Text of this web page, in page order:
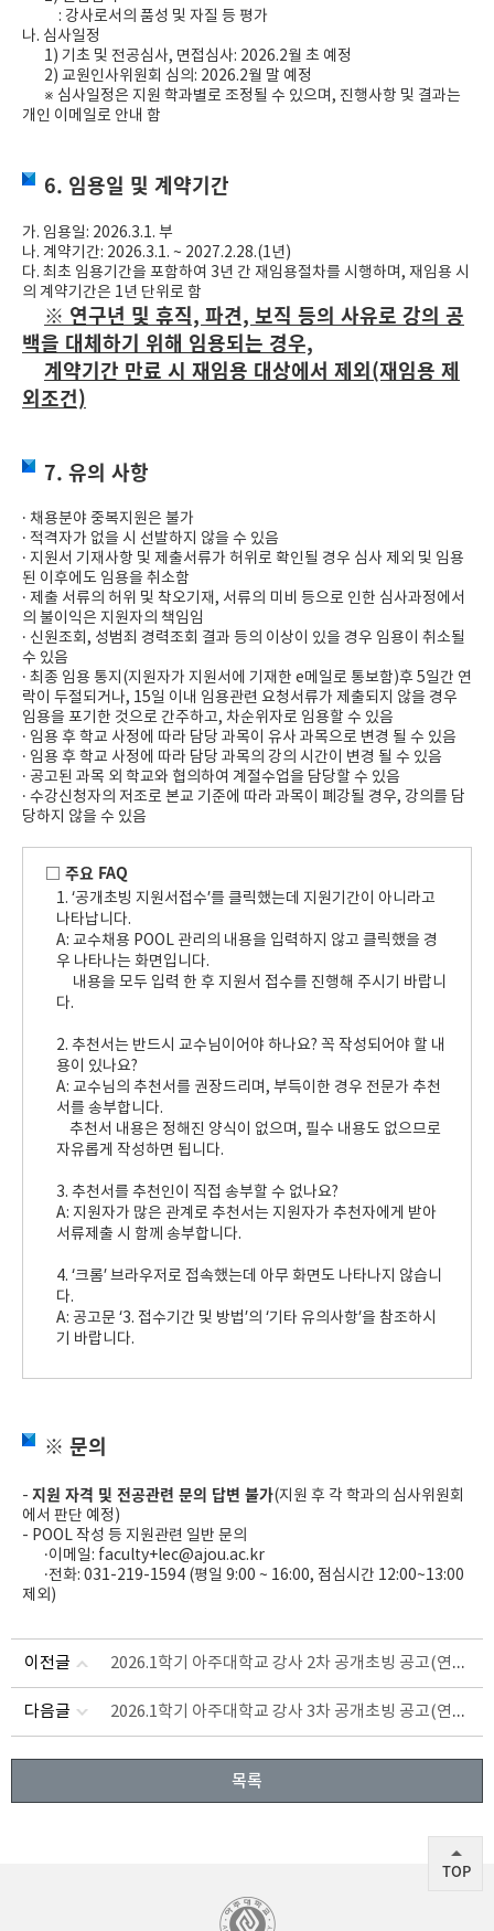
: 강사로서의 품성 및 자질 등 평가
나. 심사일정
1) 기초 및 전공심사, 면접심사: 2026.2월 초 예정
2) 교원인사위원회 심의: 2026.2월 말 예정
※ 심사일정은 지원 학과별로 조정될 수 있으며, 진행사항 및 결과는
개인 이메일로 안내 함
6. 임용일 및 계약기간
가. 임용일: 2026.3.1. 부
나. 계약기간: 2026.3.1. ~ 2027.2.28.(1년)
다. 최초 임용기간을 포함하여 3년 간 재임용절차를 시행하며, 재임용 시
의 계약기간은 1년 단위로 함
※ 연구년 및 휴직, 파견, 보직 등의 사유로 강의 공
백을 대체하기 위해 임용되는 경우,
계약기간 만료 시 재임용 대상에서 제외(재임용 제
외조건)
7. 유의 사항
· 채용분야 중복지원은 불가
· 적격자가 없을 시 선발하지 않을 수 있음
· 지원서 기재사항 및 제출서류가 허위로 확인될 경우 심사 제외 및 임용
된 이후에도 임용을 취소함
· 제출 서류의 허위 및 착오기재, 서류의 미비 등으로 인한 심사과정에서
의 불이익은 지원자의 책임임
· 신원조회, 성범죄 경력조회 결과 등의 이상이 있을 경우 임용이 취소될
수 있음
· 최종 임용 통지(지원자가 지원서에 기재한 e메일로 통보함)후 5일간 연
락이 두절되거나, 15일 이내 임용관련 요청서류가 제출되지 않을 경우
임용을 포기한 것으로 간주하고, 차순위자로 임용할 수 있음
· 임용 후 학교 사정에 따라 담당 과목이 유사 과목으로 변경 될 수 있음
· 임용 후 학교 사정에 따라 담당 과목의 강의 시간이 변경 될 수 있음
· 공고된 과목 외 학교와 협의하여 계절수업을 담당할 수 있음
· 수강신청자의 저조로 본교 기준에 따라 과목이 폐강될 경우, 강의를 담
당하지 않을 수 있음
□ 주요 FAQ
1. ‘공개초빙 지원서접수’를 클릭했는데 지원기간이 아니라고
나타납니다.
A: 교수채용 POOL 관리의 내용을 입력하지 않고 클릭했을 경
우 나타나는 화면입니다.
내용을 모두 입력 한 후 지원서 접수를 진행해 주시기 바랍니
다.
2. 추천서는 반드시 교수님이어야 하나요? 꼭 작성되어야 할 내
용이 있나요?
A: 교수님의 추천서를 권장드리며, 부득이한 경우 전문가 추천
서를 송부합니다.
추천서 내용은 정해진 양식이 없으며, 필수 내용도 없으므로
자유롭게 작성하면 됩니다.
3. 추천서를 추천인이 직접 송부할 수 없나요?
A: 지원자가 많은 관계로 추천서는 지원자가 추천자에게 받아
서류제출 시 함께 송부합니다.
4. ‘크롬’ 브라우저로 접속했는데 아무 화면도 나타나지 않습니
다.
A: 공고문 ‘3. 접수기간 및 방법’의 ‘기타 유의사항’을 참조하시
기 바랍니다.
※ 문의
- 지원 자격 및 전공관련 문의 답변 불가(지원 후 각 학과의 심사위원회
에서 판단 예정)
- POOL 작성 등 지원관련 일반 문의
·이메일: faculty+lec@ajou.ac.kr
·전화: 031-219-1594 (평일 9:00 ~ 16:00, 점심시간 12:00~13:00
제외)
이전글 2026.1학기 아주대학교 강사 2차 공개초빙 공고(연장 공고)
다음글 2026.1학기 아주대학교 강사 3차 공개초빙 공고(연장 공고)
목록
TOP